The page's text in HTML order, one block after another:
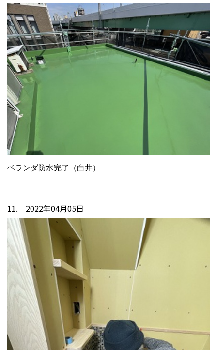
ベランダ防水完了（白井）
11. 2022年04月05日